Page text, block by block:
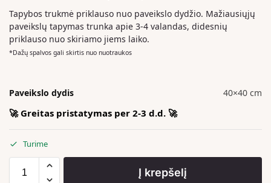
Tapybos trukmė priklauso nuo paveikslo dydžio. Mažiausiųjų
paveikslų tapymas trunka apie 3-4 valandas, didesnių
priklauso nuo skiriamo jiems laiko.
*Dažų spalvos gali skirtis nuo nuotraukos
Paveikslo dydis 40×40 cm
🚀 Greitas pristatymas per 2-3 d.d. 🚀
Turime
Į krepšelį